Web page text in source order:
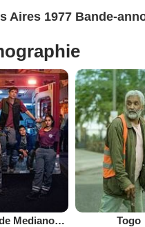
Aires 1977 Bande-
Familia de Medianoche Togo